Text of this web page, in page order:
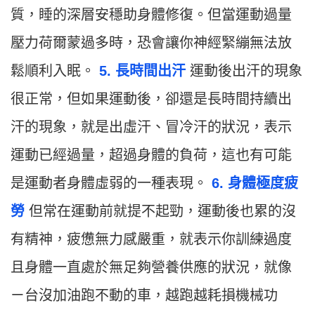
質，睡的深層安穩助身體修復。但當運動過量
壓力荷爾蒙過多時，恐會讓你神經緊繃無法放
鬆順利入眠。 5. 長時間出汗 運動後出汗的現象
很正常，但如果運動後，卻還是長時間持續出
汗的現象，就是出虛汗、冒冷汗的狀況，表示
運動已經過量，超過身體的負荷，這也有可能
是運動者身體虛弱的一種表現。 6. 身體極度疲
勞 但常在運動前就提不起勁，運動後也累的沒
有精神，疲憊無力感嚴重，就表示你訓練過度
且身體一直處於無足夠營養供應的狀況，就像
ㄧ台沒加油跑不動的車，越跑越耗損機械功